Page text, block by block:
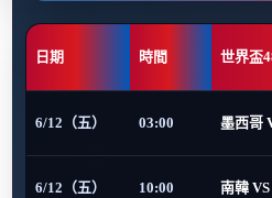
日期 時間 世界盃
6/12（五） 03:00 墨西哥
6/12（五） 10:00 南韓